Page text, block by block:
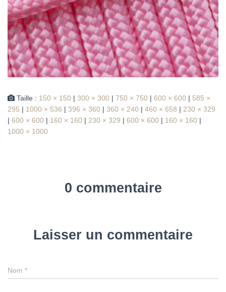
Taille : 150 × 150 | 300 × 300 | 750 × 750 | 600 × 600 | 585 ×
295 | 1000 × 536 | 396 × 360 | 360 × 240 | 460 × 658 | 230 × 329
| 600 × 600 | 160 × 160 | 230 × 329 | 600 × 600 | 160 × 160 |
1000 × 1000
0 commentaire
Laisser un commentaire
Nom *